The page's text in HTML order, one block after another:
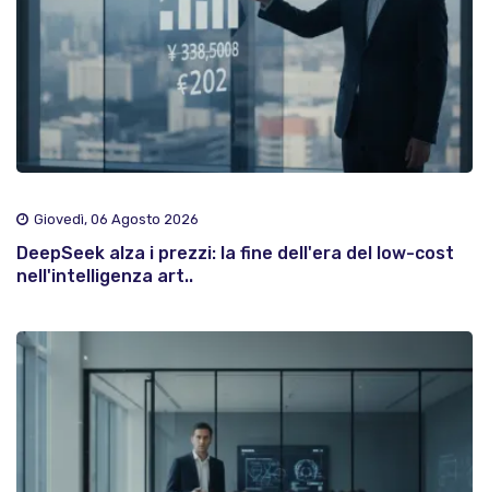
Giovedì, 06 Agosto 2026
DeepSeek alza i prezzi: la fine dell'era del low-cost
nell'intelligenza art..